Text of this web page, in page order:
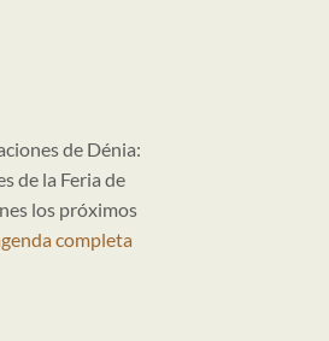
de Dénia:
de la Feria de
los próximos
completa